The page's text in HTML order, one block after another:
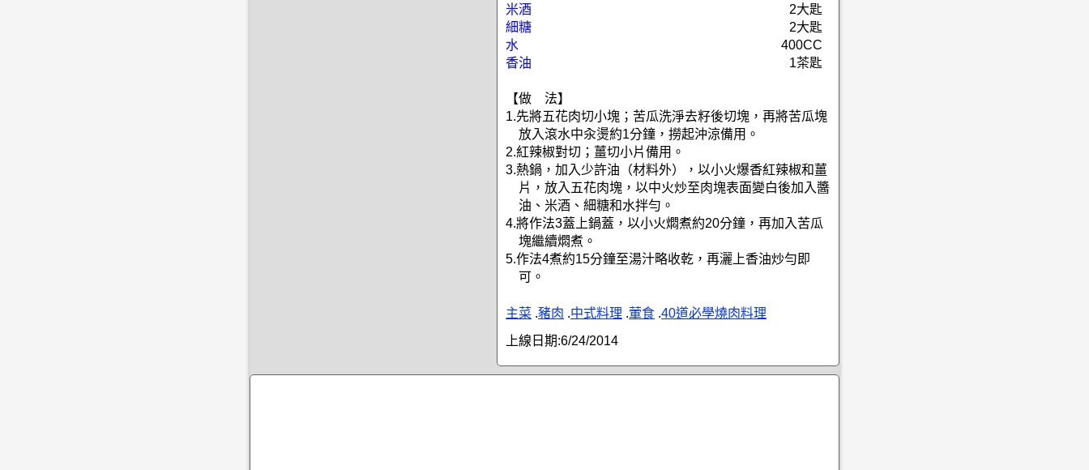
米酒
2大匙
細糖
2大匙
水
400CC
香油
1茶匙
【做 法】
1.先將五花肉切小塊；苦瓜洗淨去籽後切塊，再將苦瓜塊
放入滾水中汆燙約1分鐘，撈起沖涼備用。
2.紅辣椒對切；薑切小片備用。
3.熱鍋，加入少許油（材料外），以小火爆香紅辣椒和薑
片，放入五花肉塊，以中火炒至肉塊表面變白後加入醬
油、米酒、細糖和水拌勻。
4.將作法3蓋上鍋蓋，以小火燜煮約20分鐘，再加入苦瓜
塊繼續燜煮。
5.作法4煮約15分鐘至湯汁略收乾，再灑上香油炒勻即
可。
主菜 .豬肉 .中式料理 .葷食 .40道必學燒肉料理
上線日期:6/24/2014